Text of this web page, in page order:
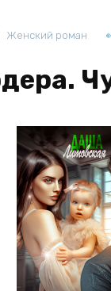
Женский роман